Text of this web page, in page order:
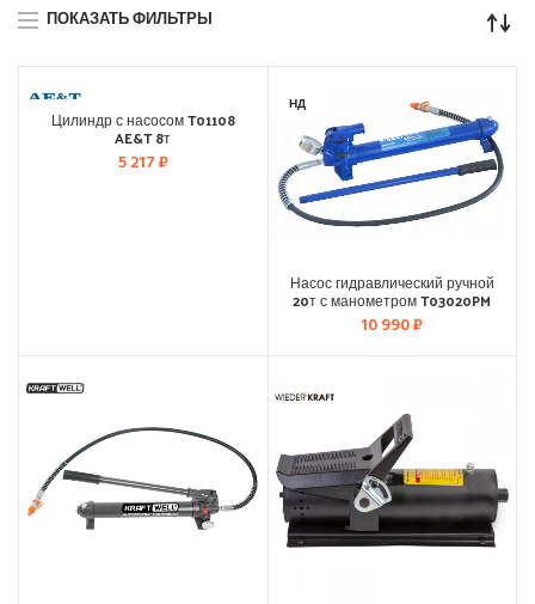
ПОКАЗАТЬ ФИЛЬТРЫ
Цилиндр с насосом T01108
AE&T 8т
5 217₽
НД
Насос гидравлический ручной
20т с манометром T03020PM
10 990₽